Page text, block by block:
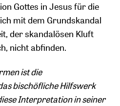
Gottes in Jesus für die
mit dem Grundskandal
der skandalösen Kluft
nicht abfinden.
ist die
bischöfliche Hilfswerk
Interpretation in seiner